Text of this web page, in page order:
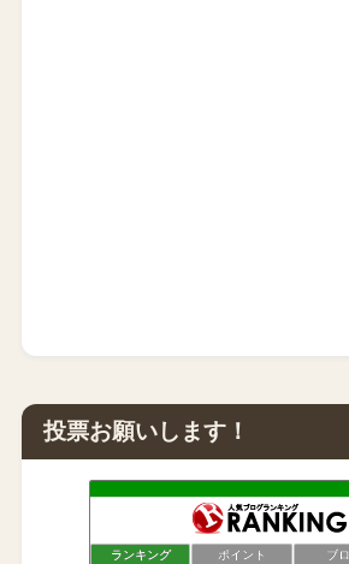
投票お願いします！
ランキング ポイント ブ